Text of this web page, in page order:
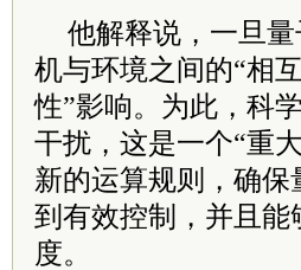
他解释说，一旦
机与环境之间的“相
性”影响。为此，科
干扰，这是一个“重
新的运算规则，确保
到有效控制，并且
度。